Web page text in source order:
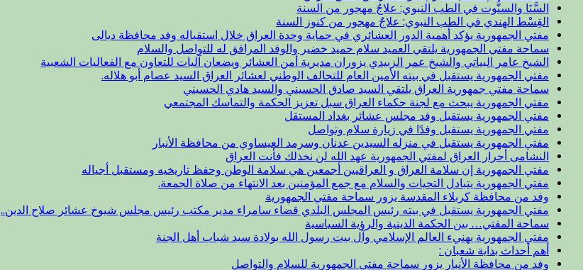
السَّنَا والسنُّوت في الطب النبوي: علاجٌ مهجور من السنة
القِسْط الهندي في الطب النبوي: علاجٌ مهجور من كنوز السنة
مفتي الجمهورية يؤكد أهمية الدور العشائري في حماية وحدة العراق خلال استقباله وفد محافظة ديالى
سماحة مفتي الجمهورية يلتقي العميد سلام حميد خضير والوفد المرافق له للتواصل والسلام
الشيخ عامر البياتي والشيخ عمر الزبيدي يزوران مديرية أمن العشائر ويضعان آليات للتعاون مع الفعاليات الشعبية
مفتي الجمهورية يستقبل في بيته الأمين العام للتحالف الوطني لعشائر العراق السيد عصام أبو هلاله.
سماحة مفتي جمهورية العراق يلتقي السيد صادق الحسيني والسيد هادي الحسيني
مفتي الجمهورية يبحث مع لجنة حكماء العراق سبل تعزيز الحكمة والتماسك المجتمعي
مفتي الجمهورية يستقبل وفد مجلس عشائر بغداد المستقل
مفتي الجمهورية يستقبل وفدًا في زيارة سلام وتواصل
مفتي الجمهورية يستقبل في منزله السيدين عدنان وسرمد العيساوي من محافظة الأنبار
النشامى أحرار العراق لمفتي الجمهورية عهد الله لن نخذلك فأنت العراق
مفتي الجمهورية إن سلامة العراق و العراقيين أجمعين هي سلامة الوطن وحفظ تاريخيه ومستقبل أجياله
مفتي الجمهورية يتبادل التحيات والسلام مع جمع المؤمنين بعد الانتهاء من صلاة الجمعة.
وفد من محافظة كربلاء المقدسة يزور سماحة مفتي الجمهورية
مفتي الجمهورية يستقبل في بيته رئيس المجلس البلدي قضاء سامراء مدير مكتب رئيس مجلس شيوخ عشائر صلاح الدين..
سماحة المفتي… بين الحكمة الدينية والرؤية السياسية
مفتي الجمهورية يهنيء العالم الإسلامي وآل بيت رسول الله بولادة سيد شباب أهل الجنة
أهم أحداث بداية شعبان :
وفد من محافظة الأنبار يزور سماحة مفتي الجمهورية للسلام والتواصل